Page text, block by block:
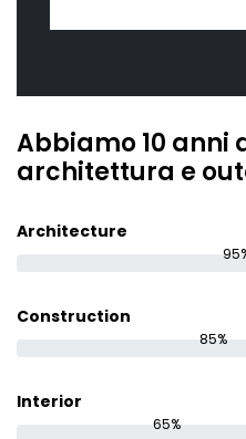
Abbiamo 10 anni
architettura e
Architecture
Construction
85%
Interior
65%